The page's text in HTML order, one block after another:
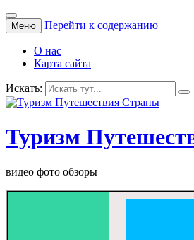
Меню Перейти к содержанию
О нас
Карта сайта
Искать:
Туризм
видео фото обзоры